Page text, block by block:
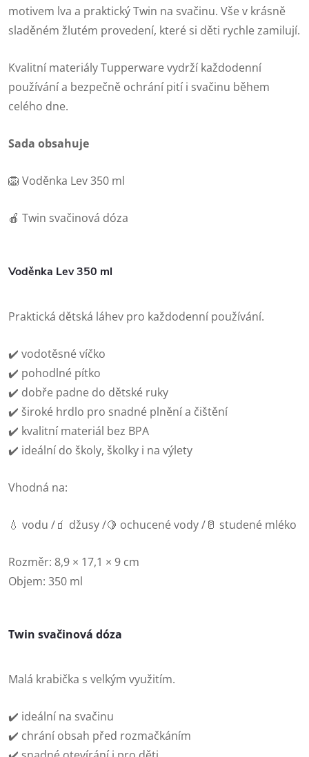
motivem lva a praktický Twin na svačinu. Vše v krásně
sladěném žlutém provedení, které si děti rychle zamilují.
Kvalitní materiály Tupperware vydrží každodenní
používání a bezpečně ochrání pití i svačinu během
celého dne.
Sada obsahuje
🦁 Voděnka Lev 350 ml
🍎 Twin svačinová dóza
Voděnka Lev 350 ml
Praktická dětská láhev pro každodenní používání.
✔️ vodotěsné víčko
✔️ pohodlné pítko
✔️ dobře padne do dětské ruky
✔️ široké hrdlo pro snadné plnění a čištění
✔️ kvalitní materiál bez BPA
✔️ ideální do školy, školky i na výlety
Vhodná na:
💧 vodu /🧃 džusy /🍋 ochucené vody /🥛 studené mléko
Rozměr: 8,9 × 17,1 × 9 cm
Objem: 350 ml
Twin svačinová dóza
Malá krabička s velkým využitím.
✔️ ideální na svačinu
✔️ chrání obsah před rozmačkáním